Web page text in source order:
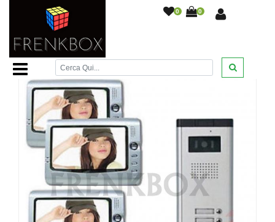
0 0
Home Page /Videocitofoni
condominio quadrifamiliare 4 monitor e Telecamera 4 tasti